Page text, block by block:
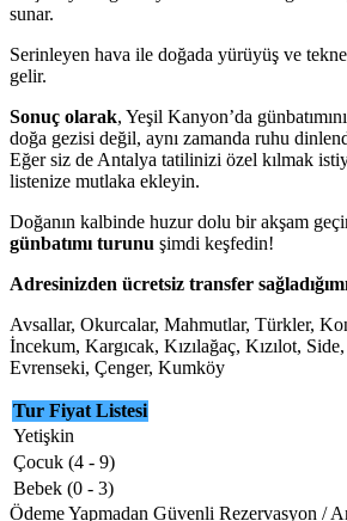
sunar.
Serinleyen hava ile doğada yürüyüş ve
gelir.
Sonuç olarak, Yeşil Kanyon’da
doğa gezisi değil, aynı zamanda ruhu
Eğer siz de Antalya tatilinizi özel kılmak
listenize mutlaka ekleyin.
Doğanın kalbinde huzur dolu bir akşam
günbatımı turunu şimdi keşfedin!
Adresinizden ücretsiz transfer
Avsallar, Okurcalar, Mahmutlar, Türkler,
İncekum, Kargıcak, Kızılağaç, Kızılot,
Evrenseki, Çenger, Kumköy
Tur Fiyat Listesi
Yetişkin
Çocuk (4 - 9)
Bebek (0 - 3)
Ödeme Yapmadan Güvenli Rezervasyon /